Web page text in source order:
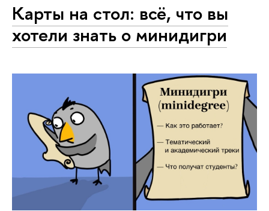
Карты на стол: всё, что вы
хотели знать о минидигри